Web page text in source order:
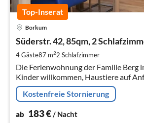
Top-Inserat
Borkum
Süderstr. 42, 85qm, 2
4 Gäste87 m22 Schlafzimmer
Die Ferienwohnung der Familie Berg
Kinder willkommen, Haustiere auf
Nichtraucher, 2 Schlafzimmer, kleines
große Küche, 2019 renoviert.
Kostenfreie Stornierung
ab 183€/ Nacht